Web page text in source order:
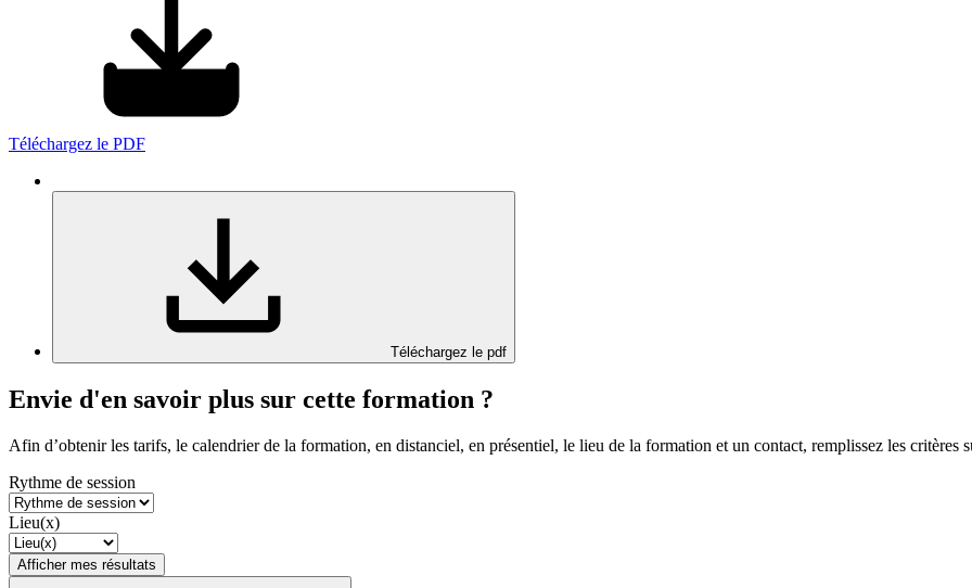
Téléchargez le PDF
Téléchargez le pdf
Envie d'en savoir plus sur cette formation ?
Afin d’obtenir les tarifs, le calendrier de la formation, en distanciel, en présentiel, le lieu de la formation et un contact, remplissez les critères
Rythme de session
Lieu(x)
Afficher mes résultats